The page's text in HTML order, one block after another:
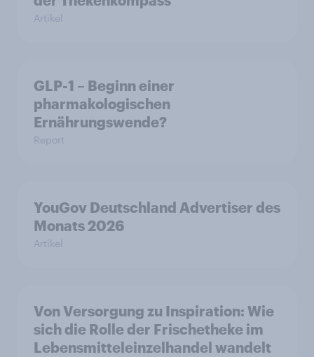
Artikel
GLP-1 – Beginn einer
pharmakologischen
Ernährungswende?
Report
YouGov Deutschland Advertiser des
Monats 2026
Artikel
Von Versorgung zu Inspiration: Wie
sich die Rolle der Frischetheke im
Lebensmitteleinzelhandel wandelt